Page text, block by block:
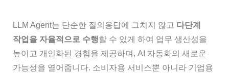
LLM Agent는 단순한 질의응답에 그치지 않고 다단계
작업을 자율적으로 수행할 수 있게 하여 업무 생산성을
높이고 개인화된 경험을 제공하며, AI 자동화의 새로운
가능성을 열어줍니다. 소비자용 서비스뿐 아니라 기업용